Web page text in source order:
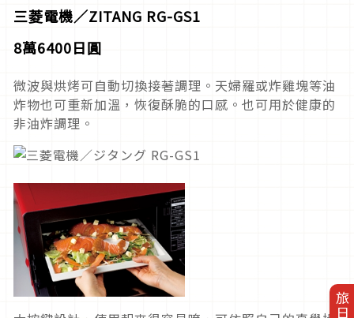
三菱電機／ZITANG RG-GS1
8萬6400日圓
微波與烘烤可自動切換接著調理。天婦羅或炸雞塊等油
炸物也可重新加溫，恢復酥脆的口感。也可用於健康的
非油炸調理。